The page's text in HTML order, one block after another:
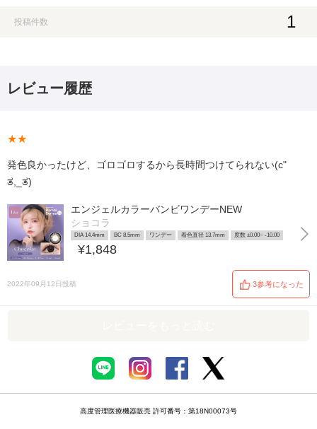
投稿件数 1
レビュー履歴
★★
発色良かったけど、ゴロゴロするから長時間つけてられない(c"
ತ,_ತ)
エンジェルカラーバンビワンデーNEW
ショコラ
DIA 14.4mm BC 8.5mm ワンデー 着色直径 13.7mm 度数 ±0.00~ -10.00
¥1,848
2022年09月12日投稿 3参考になった
高度管理医療機器販売 許可番号：第18N00073号